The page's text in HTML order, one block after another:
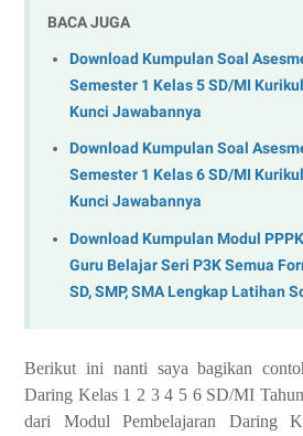
BACA JUGA
Download Kumpulan Soal
Semester 1 Kelas 5 SD/MI
Kunci Jawabannya
Download Kumpulan Soal
Semester 1 Kelas 6 SD/MI
Kunci Jawabannya
Download Kumpulan Modul
Guru Belajar Seri P3K Semua
SD, SMP, SMA Lengkap Latihan
Berikut ini nanti saya bagikan
Daring Kelas 1 2 3 4 5 6 SD/MI
dari Modul Pembelajaran Daring